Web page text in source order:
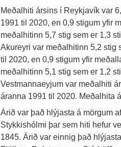
Meðalhiti ársins í Reykjavík var
1991 til 2020, en 0,9 stigum yfir
meðalhitinn 5,7 stig sem er 1,3
Akureyri var meðalhitinn 5,2 stig
til 2020, en 0,9 stigum yfir
meðalhitinn 5,1 stig sem er 1,2
Vestmannaeyjum var meðalhiti
áranna 1991 til 2020. Meðalhita
Árið var það hlýjasta á mörgum
Stykkishólmi þar sem hiti hefur
1845. Árið var einnig það